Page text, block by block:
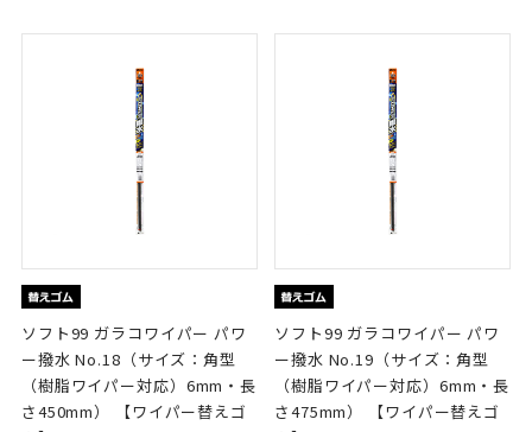
ソフト99 ガラコワイパー パワ
ー撥水 No.18（サイズ：角型
（樹脂ワイパー対応）6mm・長
さ450mm） 【ワイパー替えゴ
ソフト99 ガラコワイパー パワ
ー撥水 No.19（サイズ：角型
（樹脂ワイパー対応）6mm・長
さ475mm） 【ワイパー替えゴ